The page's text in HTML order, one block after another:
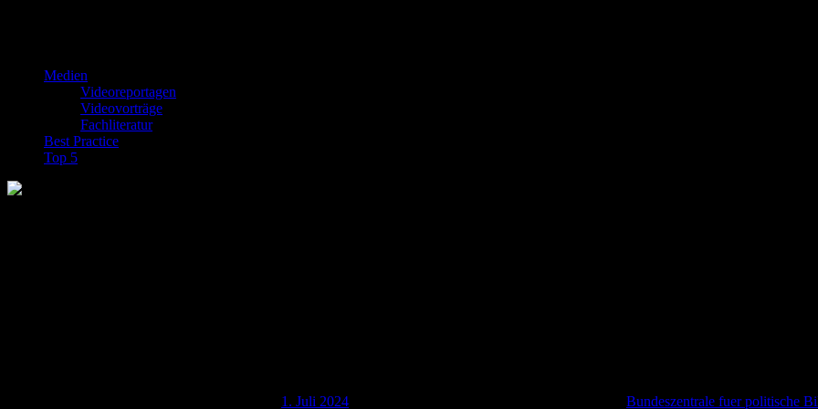
Medien
Videoreportagen
Videovorträge
Fachliteratur
Best Practice
Top 5
1. Juli 2024 Bundeszentrale fuer politische